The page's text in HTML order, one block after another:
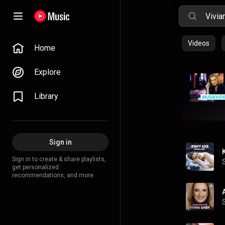
Home
Explore
Library
Sign in
Sign in to create & share playlists,
get personalized
recommendations, and more.
Videos